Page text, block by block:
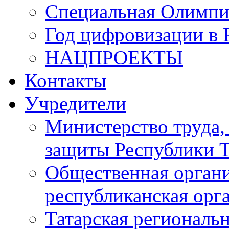
Специальная
Год цифровизации в
НАЦПРОЕКТЫ
Контакты
Учредители
Министерство
защиты Республики
Общественная
республиканская
Татарская